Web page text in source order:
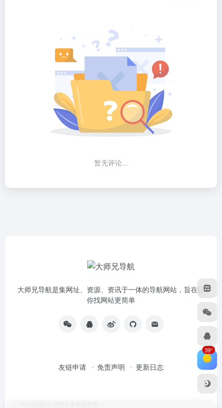
暂无评论...
大师兄导航是集网址、资源、资讯于一体的导航网站，旨在让
你找网站更简单
友链申请 免责声明 更新日志
39°